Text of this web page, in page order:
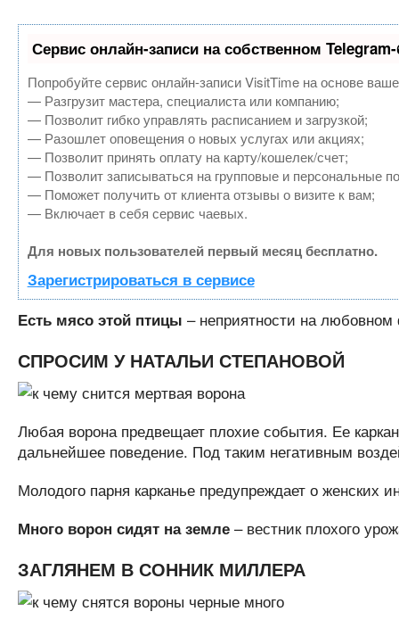
Сервис онлайн-записи на собственном
Попробуйте сервис онлайн-записи VisitTime на основе
— Разгрузит мастера, специалиста или компанию;
— Позволит гибко управлять расписанием и загрузкой;
— Разошлет оповещения о новых услугах или акциях;
— Позволит принять оплату на карту/кошелек/счет;
— Позволит записываться на групповые и персональные
— Поможет получить от клиента отзывы о визите к вам;
— Включает в себя сервис чаевых.
Для новых пользователей первый месяц бесплатно.
Зарегистрироваться в сервисе
Есть мясо этой птицы – неприятности на любовном
СПРОСИМ У НАТАЛЬИ СТЕПАНОВОЙ
Любая ворона предвещает плохие события. Ее
дальнейшее поведение. Под таким негативным
Молодого парня карканье предупреждает о женских
Много ворон сидят на земле– вестник плохого
ЗАГЛЯНЕМ В СОННИК МИЛЛЕРА